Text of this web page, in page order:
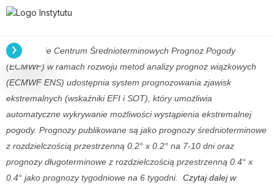
Europejskie Centrum Średnioterminowych Prognoz Pogody
(ECMWF) w ramach rozwoju metod analizy prognoz wiązkowych
(ECMWF ENS) udostępnia system prognozowania zjawisk
ekstremalnych (wskaźniki EFI i SOT), który umożliwia
automatyczne wykrywanie możliwości wystąpienia ekstremalnej
pogody. Prognozy publikowane są jako prognozy średnioterminowe
z rozdzielczością przestrzenną 0.2° x 0.2° na 7-10 dni oraz
prognozy długoterminowe z rozdzielczością przestrzenną 0.4° x
0.4° jako prognozy tygodniowe na 6 tygodni. Czytaj dalej w